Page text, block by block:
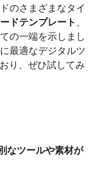
のさまざまなタイ
ドテンプレート
の一端を示しまし
最適なデジタルツ
り、ぜひ試してみ
なツールや素材が